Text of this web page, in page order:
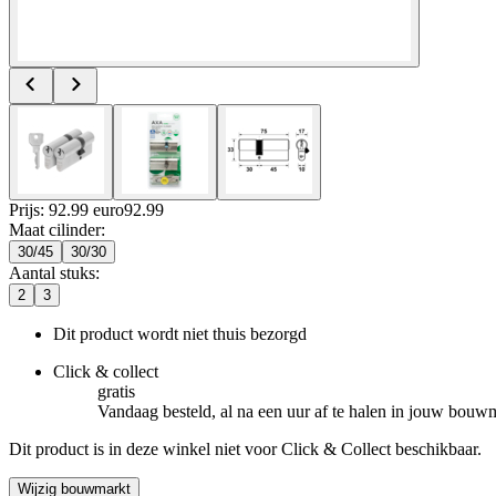
Prijs: 92.99 euro92.99
Maat cilinder:
30/45 30/30
Aantal stuks:
2 3
Dit product wordt niet thuis bezorgd
Click & collect
gratis
Vandaag besteld, al na een uur af te halen in jouw
Dit product is in deze winkel niet voor Click & Collect beschikbaar.
Wijzig bouwmarkt